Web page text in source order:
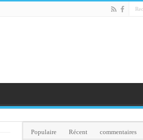
Populaire Récent commentaires